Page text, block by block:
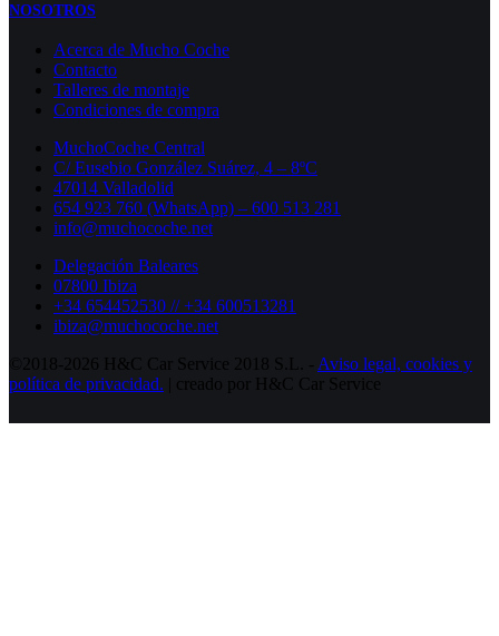
NOSOTROS
Acerca de Mucho Coche
Contacto
Talleres de montaje
Condiciones de compra
MuchoCoche Central
C/ Eusebio González Suárez, 4 – 8ºC
47014 Valladolid
654 923 760 (WhatsApp) – 600 513 281
info@muchocoche.net
Delegación Baleares
07800 Ibiza
+34 654452530 // +34 600513281
ibiza@muchocoche.net
©2018-2026 H&C Car Service 2018 S.L. - Aviso legal, cookies y
política de privacidad. | creado por H&C Car Service